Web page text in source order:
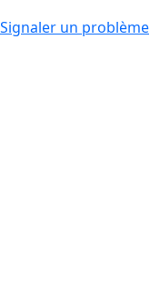
Signaler un problème